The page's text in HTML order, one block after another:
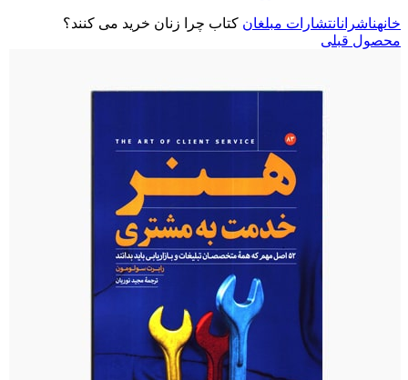
خانهناشرانانتشارات مبلغان کتاب چرا زنان خرید می کنند؟
محصول قبلی